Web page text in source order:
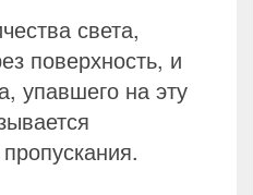
света,
поверхность, и
упавшего на эту